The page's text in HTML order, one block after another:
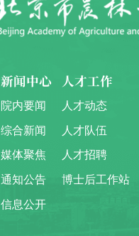
新闻中心
院内要闻
综合新闻
媒体聚焦
通知公告
信息公开
人才工作
人才动态
人才队伍
人才招聘
博士后工作站